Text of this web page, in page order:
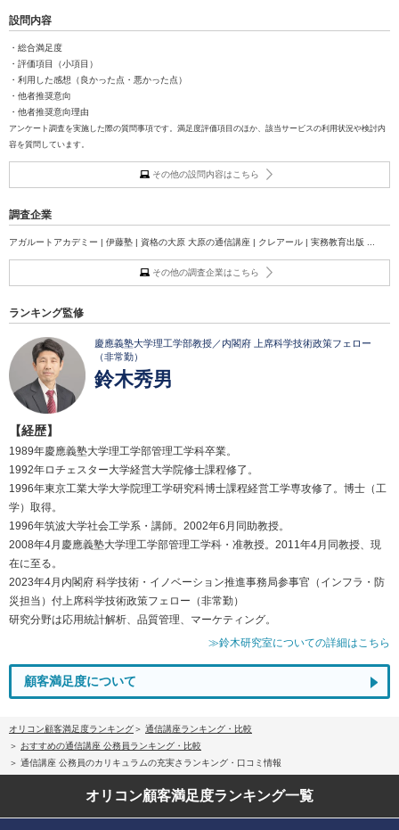
設問内容
・総合満足度
・評価項目（小項目）
・利用した感想（良かった点・悪かった点）
・他者推奨意向
・他者推奨意向理由
アンケート調査を実施した際の質問事項です。満足度評価項目のほか、該当サービスの利用状況や検討内
容を質問しています。
その他の設問内容はこちら
調査企業
アガルートアカデミー | 伊藤塾 | 資格の大原 大原の通信講座 | クレアール | 実務教育出版 ...
その他の調査企業はこちら
ランキング監修
慶應義塾大学理工学部教授／内閣府 上席科学技術政策フェロー
（非常勤）
鈴木秀男
【経歴】
1989年慶應義塾大学理工学部管理工学科卒業。
1992年ロチェスター大学経営大学院修士課程修了。
1996年東京工業大学大学院理工学研究科博士課程経営工学専攻修了。博士（工
学）取得。
1996年筑波大学社会工学系・講師。2002年6月同助教授。
2008年4月慶應義塾大学理工学部管理工学科・准教授。2011年4月同教授、現
在に至る。
2023年4月内閣府 科学技術・イノベーション推進事務局参事官（インフラ・防
災担当）付上席科学技術政策フェロー（非常勤）
研究分野は応用統計解析、品質管理、マーケティング。
≫鈴木研究室についての詳細はこちら
顧客満足度について
オリコン顧客満足度ランキング
通信講座ランキング・比較
おすすめの通信講座 公務員ランキング・比較
通信講座 公務員のカリキュラムの充実さランキング・口コミ情報
オリコン顧客満足度ランキング一覧